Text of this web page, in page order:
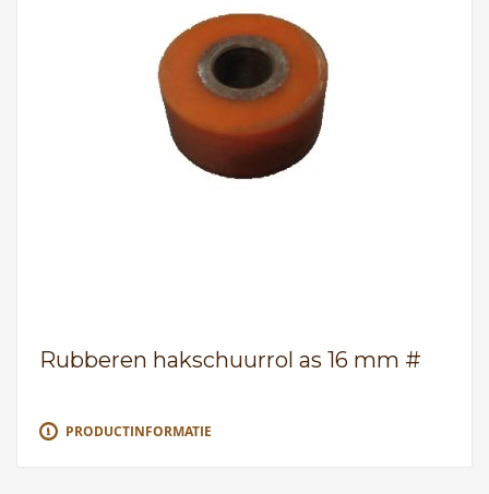
Rubberen hakschuurrol as 16 mm #
PRODUCTINFORMATIE